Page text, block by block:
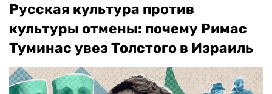
Русская культура против
культуры отмены: почему Римас
Туминас увез Толстого в Израиль